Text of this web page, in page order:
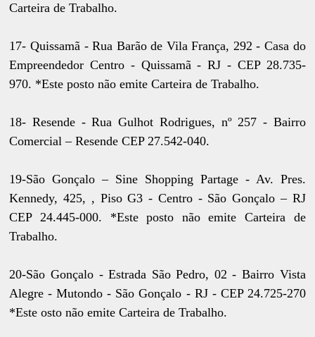
Carteira de Trabalho.
17- Quissamã - Rua Barão de Vila França, 292 - Casa do
Empreendedor Centro - Quissamã - RJ - CEP 28.735-
970. *Este posto não emite Carteira de Trabalho.
18- Resende - Rua Gulhot Rodrigues, nº 257 - Bairro
Comercial – Resende CEP 27.542-040.
19-São Gonçalo – Sine Shopping Partage - Av. Pres.
Kennedy, 425, , Piso G3 - Centro - São Gonçalo – RJ
CEP 24.445-000. *Este posto não emite Carteira de
Trabalho.
20-São Gonçalo - Estrada São Pedro, 02 - Bairro Vista
Alegre - Mutondo - São Gonçalo - RJ - CEP 24.725-270
*Este osto não emite Carteira de Trabalho.